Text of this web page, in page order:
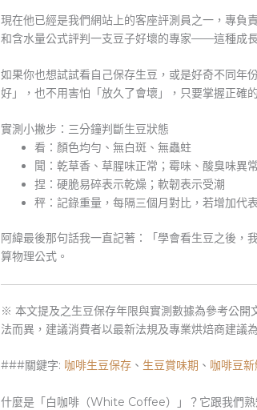
現在他已經是我們網站上的客座評測員之一，專負
和含水量公式評判一支豆子好壞的專家——這種成
如果你也想試試看自己保存生豆，或是好奇不同年
好」，也不用害怕「放久了會壞」，只要掌握正確
實測小撇步：三分鐘判斷生豆狀態
看：顏色均勻、無白斑、無蟲蛀
聞：乾草香、草腥味正常；霉味、酸臭味異常
捏：硬脆易碎表示乾燥；軟韌表示受潮
秤：記錄重量，每隔三個月對比，若增加代
阿緯最後那句話我一直記著：「學會看生豆之後
算物理公式。
※ 本文提及之生豆保存年限與實測數據為參考公開
法而異，建議消費者以最新法規及專業烘焙商建議
###關鍵字: 咖啡生豆保存 、 生豆賞味期 、 咖啡豆
什麼是「白咖啡（White Coffee）」？它跟我們熟